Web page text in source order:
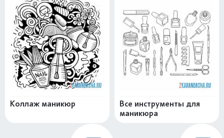
Коллаж маникюр
Все инструменты для
маникюра